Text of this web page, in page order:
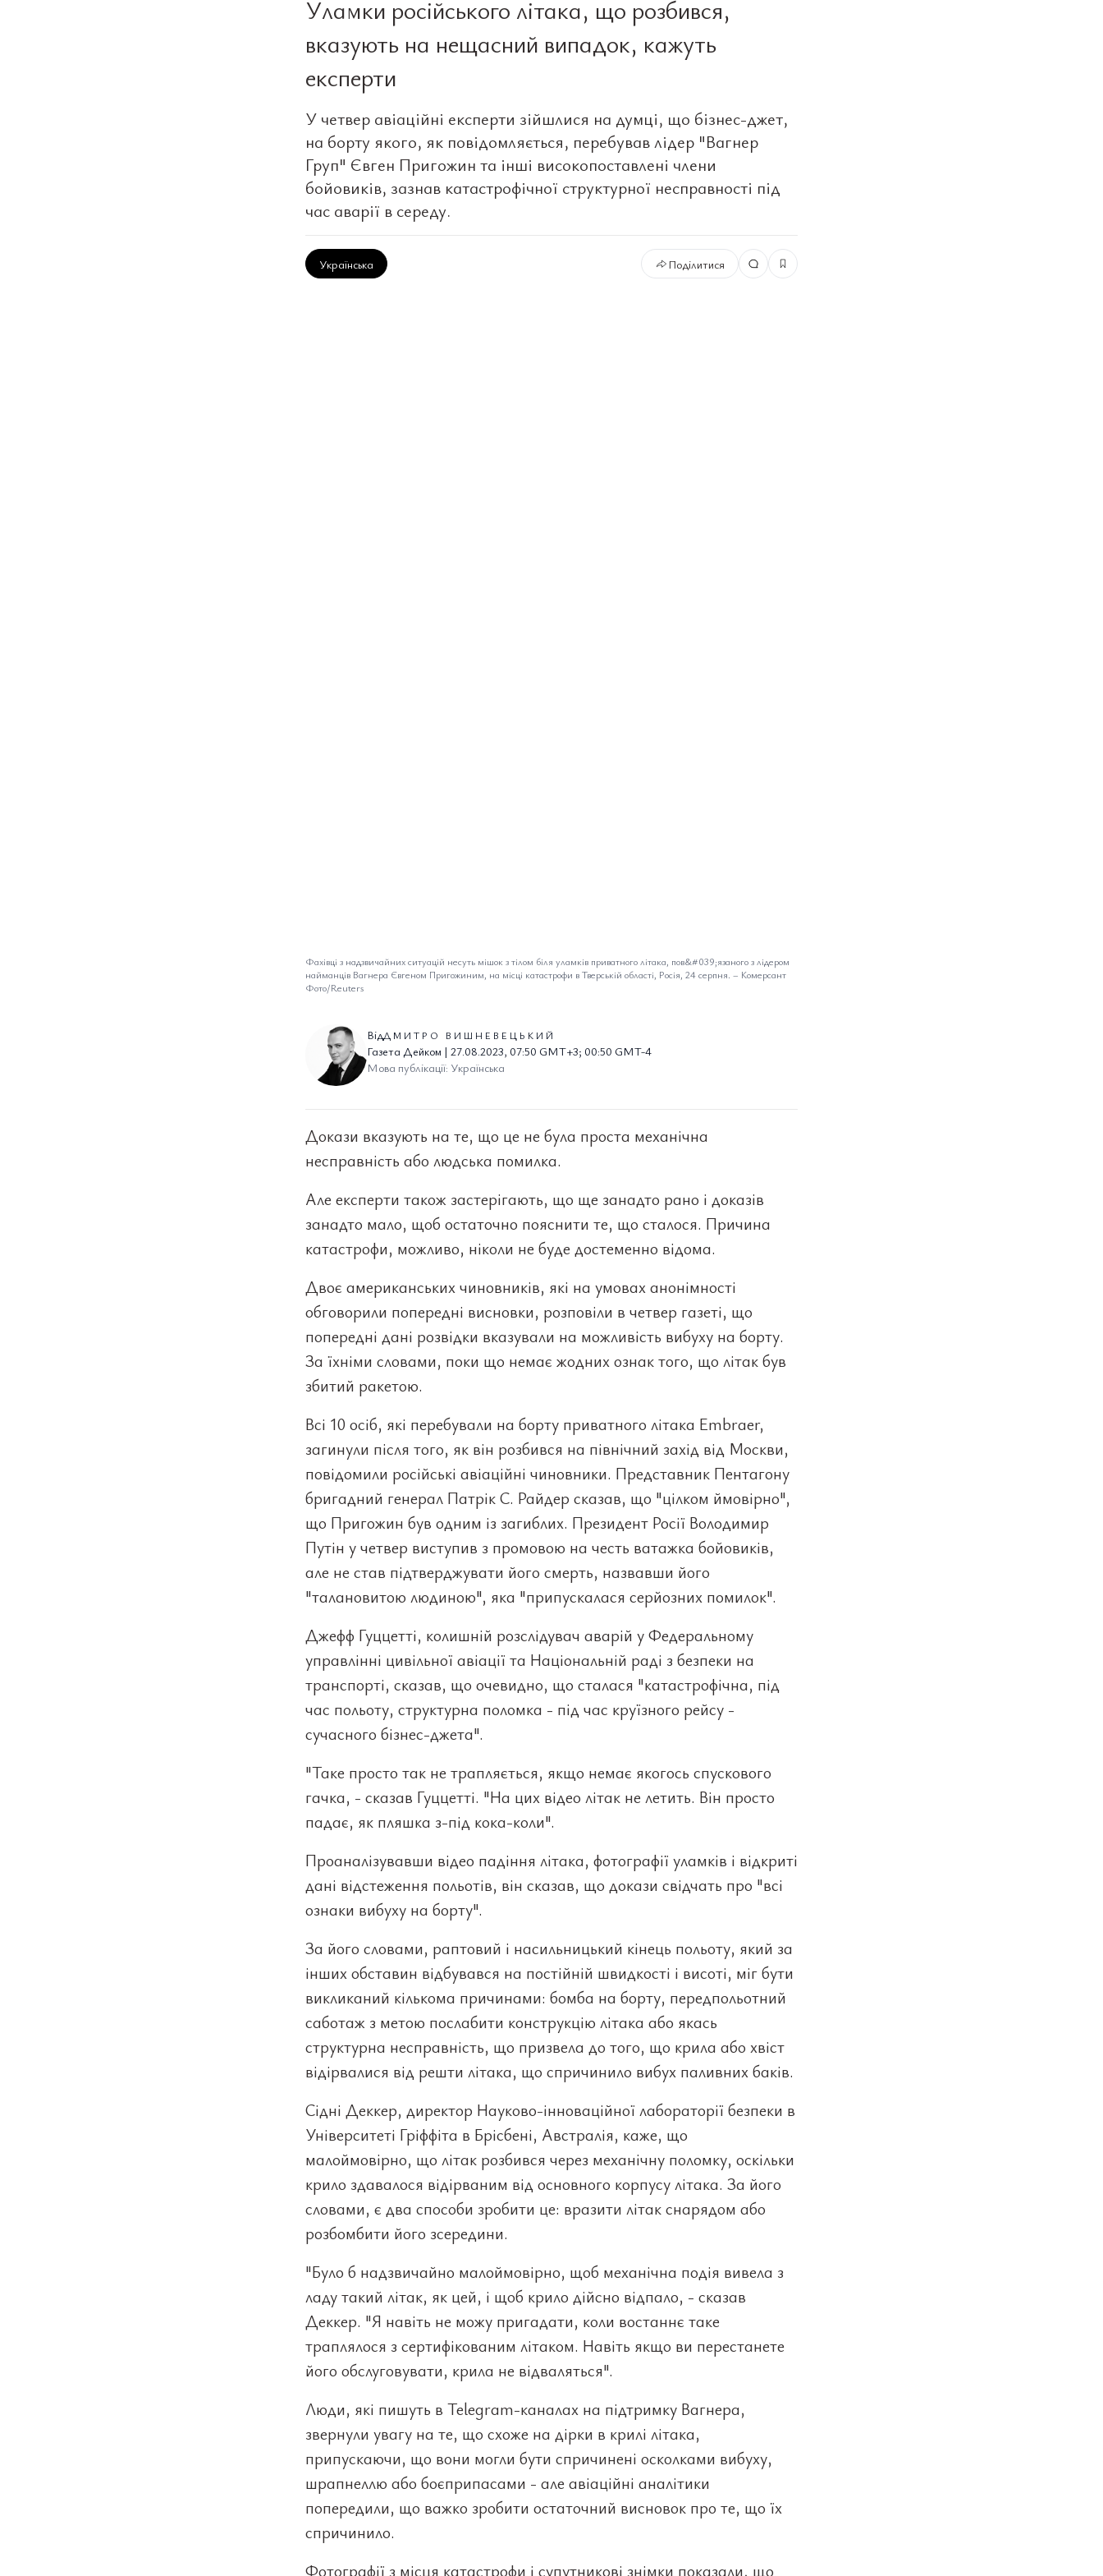
Уламки російського літака, що розбився,
вказують на нещасний випадок, кажуть
експерти
У четвер авіаційні експерти зійшлися на думці, що бізнес-джет,
на борту якого, як повідомляється, перебував лідер "Вагнер
Груп" Євген Пригожин та інші високопоставлені члени
бойовиків, зазнав катастрофічної структурної несправності під
час аварії в середу.
Українська Поділитися
Фахівці з надзвичайних ситуацій несуть мішок з тілом біля уламків приватного літака, пов&#039;язаного з лідером
найманців Вагнера Євгеном Пригожиним, на місці катастрофи в Тверській області, Росія, 24 серпня. – Комерсант
Фото/Reuters
ВідДМИТРО ВИШНЕВЕЦЬКИЙ
Газета Дейком | 27.08.2023, 07:50 GMT+3; 00:50 GMT-4
Мова публікації: Українська
Докази вказують на те, що це не була проста механічна
несправність або людська помилка.
Але експерти також застерігають, що ще занадто рано і доказів
занадто мало, щоб остаточно пояснити те, що сталося. Причина
катастрофи, можливо, ніколи не буде достеменно відома.
Двоє американських чиновників, які на умовах анонімності
обговорили попередні висновки, розповіли в четвер газеті, що
попередні дані розвідки вказували на можливість вибуху на борту.
За їхніми словами, поки що немає жодних ознак того, що літак був
збитий ракетою.
Всі 10 осіб, які перебували на борту приватного літака Embraer,
загинули після того, як він розбився на північний захід від Москви,
повідомили російські авіаційні чиновники. Представник Пентагону
бригадний генерал Патрік С. Райдер сказав, що "цілком ймовірно",
що Пригожин був одним із загиблих. Президент Росії Володимир
Путін у четвер виступив з промовою на честь ватажка бойовиків,
але не став підтверджувати його смерть, назвавши його
"талановитою людиною", яка "припускалася серйозних помилок".
Джефф Гуццетті, колишній розслідувач аварій у Федеральному
управлінні цивільної авіації та Національній раді з безпеки на
транспорті, сказав, що очевидно, що сталася "катастрофічна, під
час польоту, структурна поломка - під час круїзного рейсу -
сучасного бізнес-джета".
"Таке просто так не трапляється, якщо немає якогось спускового
гачка, - сказав Гуццетті. "На цих відео літак не летить. Він просто
падає, як пляшка з-під кока-коли".
Проаналізувавши відео падіння літака, фотографії уламків і відкриті
дані відстеження польотів, він сказав, що докази свідчать про "всі
ознаки вибуху на борту".
За його словами, раптовий і насильницький кінець польоту, який за
інших обставин відбувався на постійній швидкості і висоті, міг бути
викликаний кількома причинами: бомба на борту, передпольотний
саботаж з метою послабити конструкцію літака або якась
структурна несправність, що призвела до того, що крила або хвіст
відірвалися від решти літака, що спричинило вибух паливних баків.
Сідні Деккер, директор Науково-інноваційної лабораторії безпеки в
Університеті Гріффіта в Брісбені, Австралія, каже, що
малоймовірно, що літак розбився через механічну поломку, оскільки
крило здавалося відірваним від основного корпусу літака. За його
словами, є два способи зробити це: вразити літак снарядом або
розбомбити його зсередини.
"Було б надзвичайно малоймовірно, щоб механічна подія вивела з
ладу такий літак, як цей, і щоб крило дійсно відпало, - сказав
Деккер. "Я навіть не можу пригадати, коли востаннє таке
траплялося з сертифікованим літаком. Навіть якщо ви перестанете
його обслуговувати, крила не відваляться".
Люди, які пишуть в Telegram-каналах на підтримку Вагнера,
звернули увагу на те, що схоже на дірки в крилі літака,
припускаючи, що вони могли бути спричинені осколками вибуху,
шрапнеллю або боєприпасами - але авіаційні аналітики
попередили, що важко зробити остаточний висновок про те, що їх
спричинило.
Фотографії з місця катастрофи і супутникові знімки показали, що